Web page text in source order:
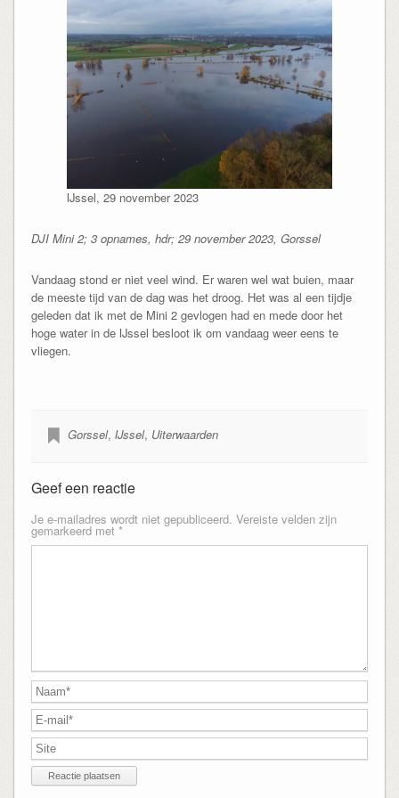
IJssel, 29 november 2023
DJI Mini 2; 3 opnames, hdr; 29 november 2023, Gorssel
Vandaag stond er niet veel wind. Er waren wel wat buien, maar
de meeste tijd van de dag was het droog. Het was al een tijdje
geleden dat ik met de Mini 2 gevlogen had en mede door het
hoge water in de IJssel besloot ik om vandaag weer eens te
vliegen.
Gorssel, IJssel, Uiterwaarden
Geef een reactie
Je e-mailadres wordt niet gepubliceerd. Vereiste velden zijn
gemarkeerd met *